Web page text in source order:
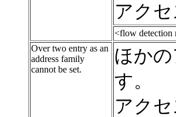
アク
<flow detection
Over two entry as an
address family
cannot be set.
ほか
す。
アク